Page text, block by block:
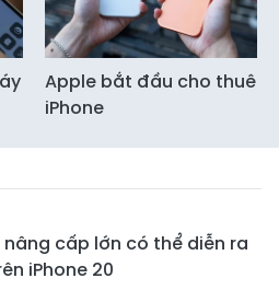
Apple bắt đầu cho thuê
iPhone
nâng cấp lớn có thể diễn ra
iPhone 20